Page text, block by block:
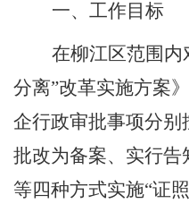
一、工作目标
在柳江区范围
分离”改革实施方案
企行政审批事项分
批改为备案、实行
等四种方式实施“证